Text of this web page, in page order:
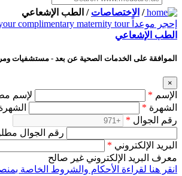
/ الاختصاصات / الطب الإشعاعي
إحجر موعداًcomplimentary maternity tour!
الطب الإشعاعي
الموافقة على الخدمات الصحية عن بعد - مستشفيات
×
الإسم *
لإسم
الشهرة *
رقم الجوال *
رقم الجوال
البريد الإلكتروني *
معرف البريد الإلكتروني غير صالح
انقر هنا لقراءة الأحكام والشروط الخاصة